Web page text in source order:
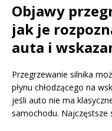
Objawy
jak je
auta i
Przegrzewanie silnika
płynu chłodzącego na
jeśli auto nie ma
samochodu. Najczęstsze